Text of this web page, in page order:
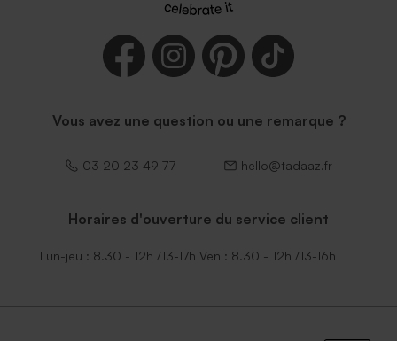
Vous avez une question ou une remarque ?
03 20 23 49 77 hello@tadaaz.fr
Horaires d'ouverture du service client
Lun-jeu : 8.30 - 12h /13-17h Ven : 8.30 - 12h /13-16h